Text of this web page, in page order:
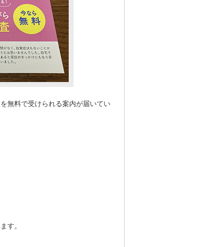
無料で受けられる案内が届いてい
す。